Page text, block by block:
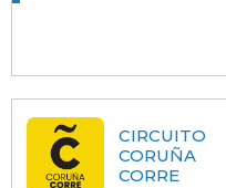
CIRCUITO
CORUÑA
CORRE